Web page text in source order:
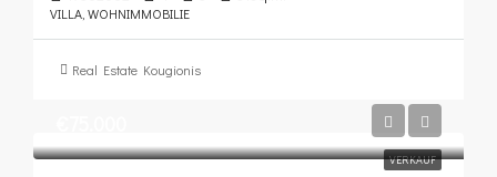
VILLA, WOHNIMMOBILIE
Real Estate Kougionis
VERKAUF